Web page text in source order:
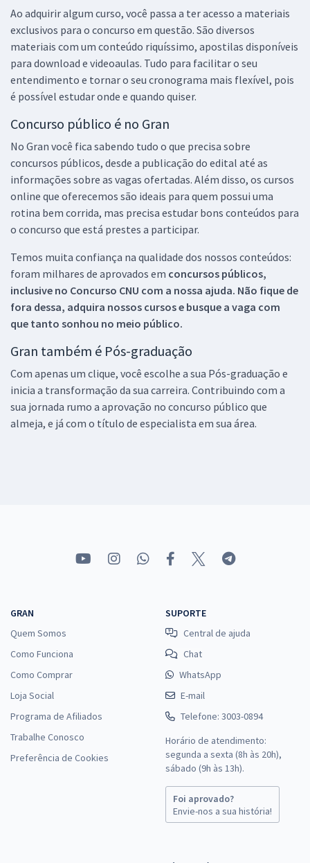
Ao adquirir algum curso, você passa a ter acesso a materiais
exclusivos para o concurso em questão. São diversos
materiais com um conteúdo riquíssimo, apostilas disponíveis
para download e videoaulas. Tudo para facilitar o seu
entendimento e tornar o seu cronograma mais flexível, pois
é possível estudar onde e quando quiser.
Concurso público é no Gran
No Gran você fica sabendo tudo o que precisa sobre
concursos públicos, desde a publicação do edital até as
informações sobre as vagas ofertadas. Além disso, os cursos
online que oferecemos são ideais para quem possui uma
rotina bem corrida, mas precisa estudar bons conteúdos para
o concurso que está prestes a participar.
Temos muita confiança na qualidade dos nossos conteúdos:
foram milhares de aprovados em concursos públicos,
inclusive no Concurso CNU com a nossa ajuda. Não fique de
fora dessa, adquira nossos cursos e busque a vaga com
que tanto sonhou no meio público.
Gran também é Pós-graduação
Com apenas um clique, você escolhe a sua Pós-graduação e
inicia a transformação da sua carreira. Contribuindo com a
sua jornada rumo a aprovação no concurso público que
almeja, e já com o título de especialista em sua área.
GRAN
Quem Somos
Como Funciona
Como Comprar
Loja Social
Programa de Afiliados
Trabalhe Conosco
Preferência de Cookies
SUPORTE
Central de ajuda
Chat
WhatsApp
E-mail
Telefone: 3003-0894
Horário de atendimento:
segunda a sexta (8h às 20h),
sábado (9h às 13h).
Foi aprovado?
Envie-nos a sua história!